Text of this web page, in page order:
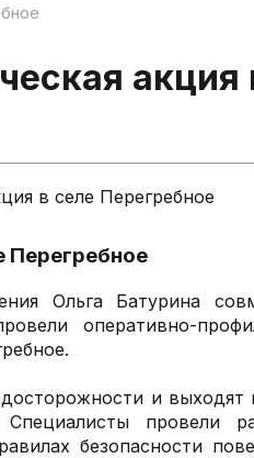
акция
Перегребное
Ольга Батурина
оперативно-
и
провели
безопасности